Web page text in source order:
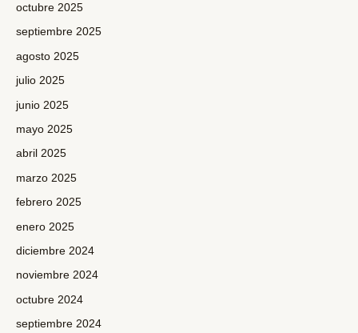
octubre 2025
septiembre 2025
agosto 2025
julio 2025
junio 2025
mayo 2025
abril 2025
marzo 2025
febrero 2025
enero 2025
diciembre 2024
noviembre 2024
octubre 2024
septiembre 2024